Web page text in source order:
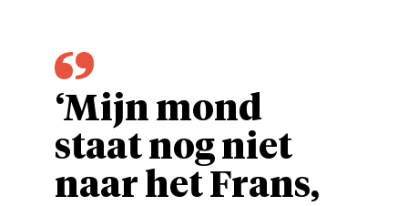
‘Mijn mond
staat nog niet
naar het Frans,